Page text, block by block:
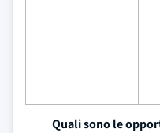
Quali sono le